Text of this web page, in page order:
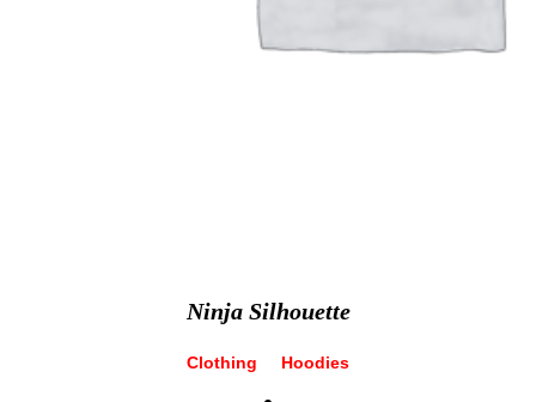
Ninja Silhouette
Clothing Hoodies